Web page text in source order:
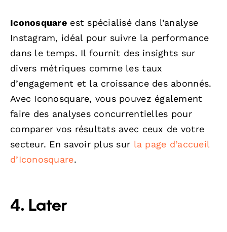
Iconosquareest spécialisé dans l’analyse
Instagram, idéal pour suivre la performance
dans le temps. Il fournit des insights sur
divers métriques comme les taux
d’engagement et la croissance des abonnés.
Avec Iconosquare, vous pouvez également
faire des analyses concurrentielles pour
comparer vos résultats avec ceux de votre
secteur. En savoir plus sur la page d’accueil
d’Iconosquare.
4. Later